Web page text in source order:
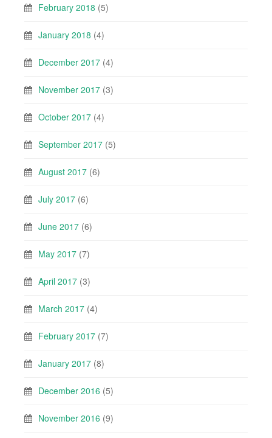
February 2018 (5)
January 2018 (4)
December 2017 (4)
November 2017 (3)
October 2017 (4)
September 2017 (5)
August 2017 (6)
July 2017 (6)
June 2017 (6)
May 2017 (7)
April 2017 (3)
March 2017 (4)
February 2017 (7)
January 2017 (8)
December 2016 (5)
November 2016 (9)